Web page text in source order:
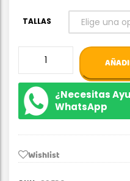
TALLAS
MISTLETOE
NAVIDAD
cantidad¿Necesitas
WhatsApp
Wishlist